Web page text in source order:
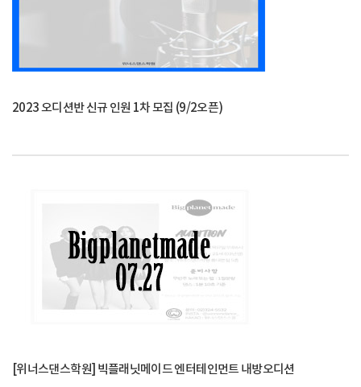
2023 오디션반 신규 인원 1차 모집 (9/2오픈)
[위너스댄스학원] 빅플래닛메이드 엔터테인먼트 내방오디션